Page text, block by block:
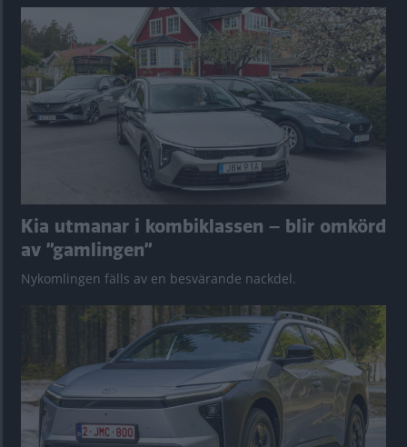
Kia utmanar i kombiklassen – blir omkörd
av ”gamlingen”
Nykomlingen fälls av en besvärande nackdel.